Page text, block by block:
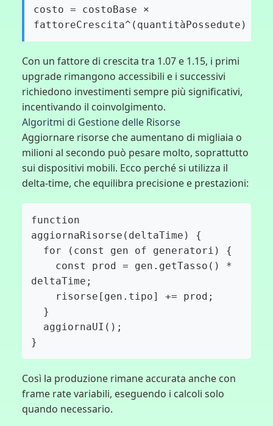
costo = costoBase ×
fattoreCrescita^(quantitàPossedute)
Con un fattore di crescita tra 1.07 e 1.15, i primi
upgrade rimangono accessibili e i successivi
richiedono investimenti sempre più significativi,
incentivando il coinvolgimento.
Algoritmi di Gestione delle Risorse
Aggiornare risorse che aumentano di migliaia o
milioni al secondo può pesare molto, soprattutto
sui dispositivi mobili. Ecco perché si utilizza il
delta-time, che equilibra precisione e prestazioni:
function
aggiornaRisorse(deltaTime) {
deltaTime;
}
Così la produzione rimane accurata anche con
frame rate variabili, eseguendo i calcoli solo
quando necessario.